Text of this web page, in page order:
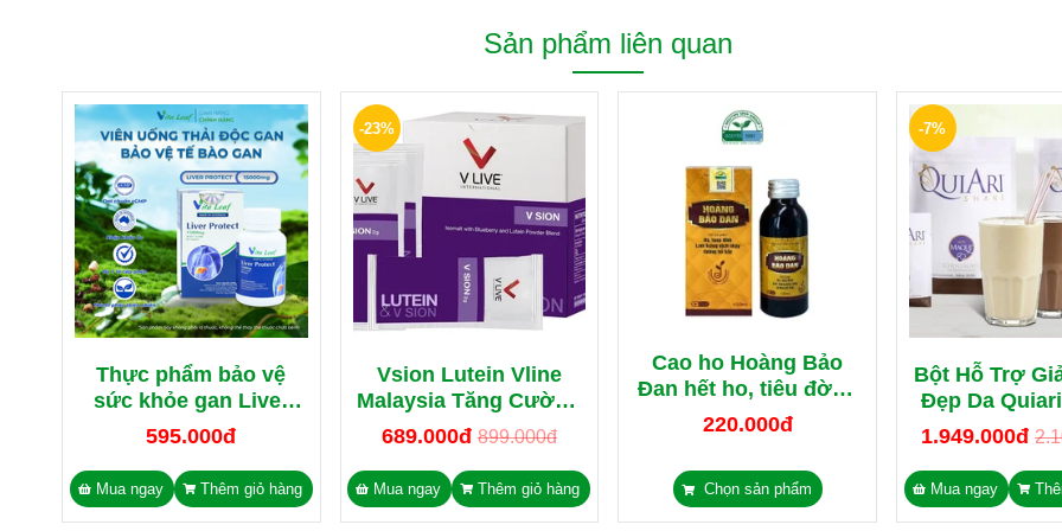
Sản phẩm liên quan
Thực phẩm bảo vệ
sức khỏe gan Liver
Protect 15000mg nhập
595.000đ
Mua ngay Thêm giỏ hàng
Vsion Lutein Vline
Malaysia Tăng Cường
Thị Lực, Giảm Mỏi Mắt
689.000đ 899.000đ
-23%
Mua ngay Thêm giỏ hàng
Cao ho Hoàng Bảo
Đan hết ho, tiêu đờm,
bổ phổi 100ml
220.000đ
Chọn sản phẩm
Bột Hỗ Trợ
Đẹp Da
1000g
1.949.000đ
-7%
Mua ngay